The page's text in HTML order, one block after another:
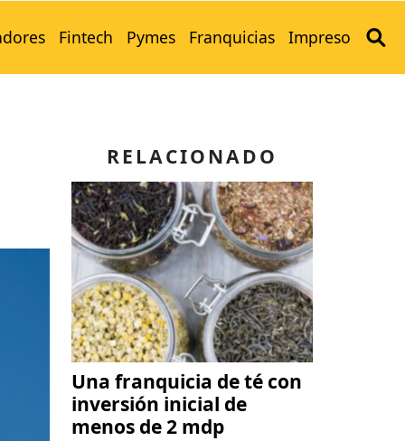
Fintech Pymes Franquicias Impreso
RELACIONADO
Una franquicia de té con
inversión inicial de
menos de 2 mdp